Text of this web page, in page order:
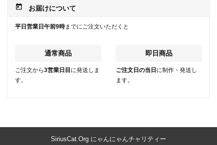
today お届けについて
平日営業日午前9時までにご注文いただくと
通常商品
ご注文から3営業日目 に発送しま
す。
即日商品
ご注文日の当日 に制作・発送し
ます。
SiriusCat.Org にゃんにゃんチャリティー